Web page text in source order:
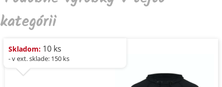
kategórii
Skladom: 10 ks
- v ext. sklade: 150 ks